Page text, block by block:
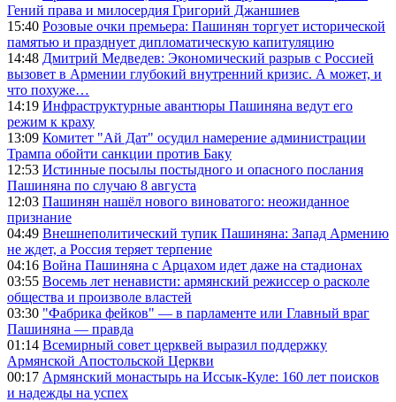
Гений права и милосердия Григорий Джаншиев
15:40 Розовые очки премьера: Пашинян торгует исторической
памятью и празднует дипломатическую капитуляцию
14:48 Дмитрий Медведев: Экономический разрыв с Россией
вызовет в Армении глубокий внутренний кризис. А может, и
что похуже…
14:19 Инфраструктурные авантюры Пашиняна ведут его
режим к краху
13:09 Комитет "Ай Дат" осудил намерение администрации
Трампа обойти санкции против Баку
12:53 Истинные посылы постыдного и опасного послания
Пашиняна по случаю 8 августа
12:03 Пашинян нашёл нового виноватого: неожиданное
признание
04:49 Внешнеполитический тупик Пашиняна: Запад Армению
не ждет, а Россия теряет терпение
04:16 Война Пашиняна с Арцахом идет даже на стадионах
03:55 Восемь лет ненависти: армянский режиссер о расколе
общества и произволе властей
03:30 "Фабрика фейков" — в парламенте или Главный враг
Пашиняна — правда
01:14 Всемирный совет церквей выразил поддержку
Армянской Апостольской Церкви
00:17 Армянский монастырь на Иссык-Куле: 160 лет поисков
и надежды на успех